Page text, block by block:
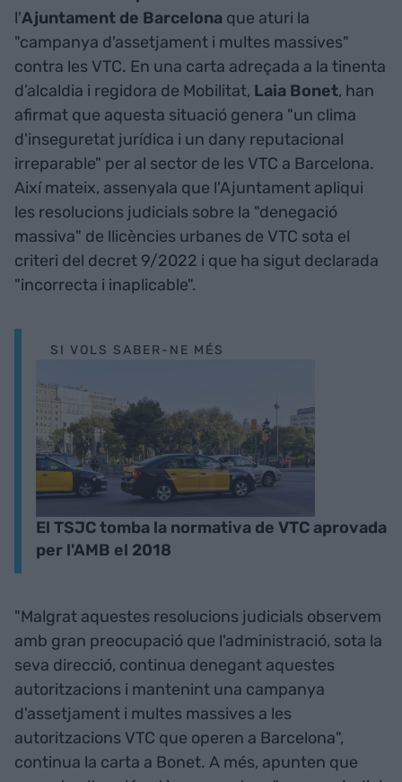
l'Ajuntament de Barcelona que aturi la
"campanya d'assetjament i multes massives"
contra les VTC. En una carta adreçada a la tinenta
d’alcaldia i regidora de Mobilitat, Laia Bonet, han
afirmat que aquesta situació genera "un clima
d'inseguretat jurídica i un dany reputacional
irreparable" per al sector de les VTC a Barcelona.
Així mateix, assenyala que l'Ajuntament apliqui
les resolucions judicials sobre la "denegació
massiva" de llicències urbanes de VTC sota el
criteri del decret 9/2022 i que ha sigut declarada
"incorrecta i inaplicable".
SI VOLS SABER-NE MÉS
El TSJC tomba la normativa de VTC aprovada
per l'AMB el 2018
"Malgrat aquestes resolucions judicials observem
amb gran preocupació que l'administració, sota la
seva direcció, continua denegant aquestes
autoritzacions i mantenint una campanya
d'assetjament i multes massives a les
autoritzacions VTC que operen a Barcelona",
continua la carta a Bonet. A més, apunten que